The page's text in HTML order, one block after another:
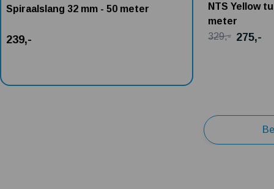
Spiraalslang 32 mm - 50 meter
239,-
NTS Yellow
meter
329,- 275,-